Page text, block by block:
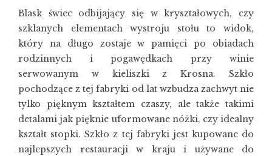
Blask świec odbijający się w kryształowych, czy
szklanych elementach wystroju stołu to widok,
który na długo zostaje w pamięci po obiadach
rodzinnych i pogawędkach przy winie
serwowanym w kieliszki z Krosna. Szkło
pochodzące z tej fabryki od lat wzbudza zachwyt nie
tylko pięknym kształtem czaszy, ale także takimi
detalami jak pięknie uformowane nóżki, czy idealny
kształt stopki. Szkło z tej fabryki jest kupowane do
najlepszych restauracji w kraju i używane do